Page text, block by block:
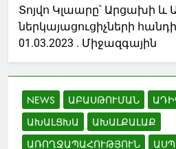
Տոյվո Կլաարը՝ Արցախի և
ներկայացուցիչների
01.03.2023 . Միջազգային
NEWS ԱԲԱՍԹՈՒՄԱՆ
ԱԽԱԼՑԽԱ
ԱԽԱԼՔԱԼԱՔ
ԱՌՈՂՋԱՊԱՀՈՒԹՅՈՒՆ